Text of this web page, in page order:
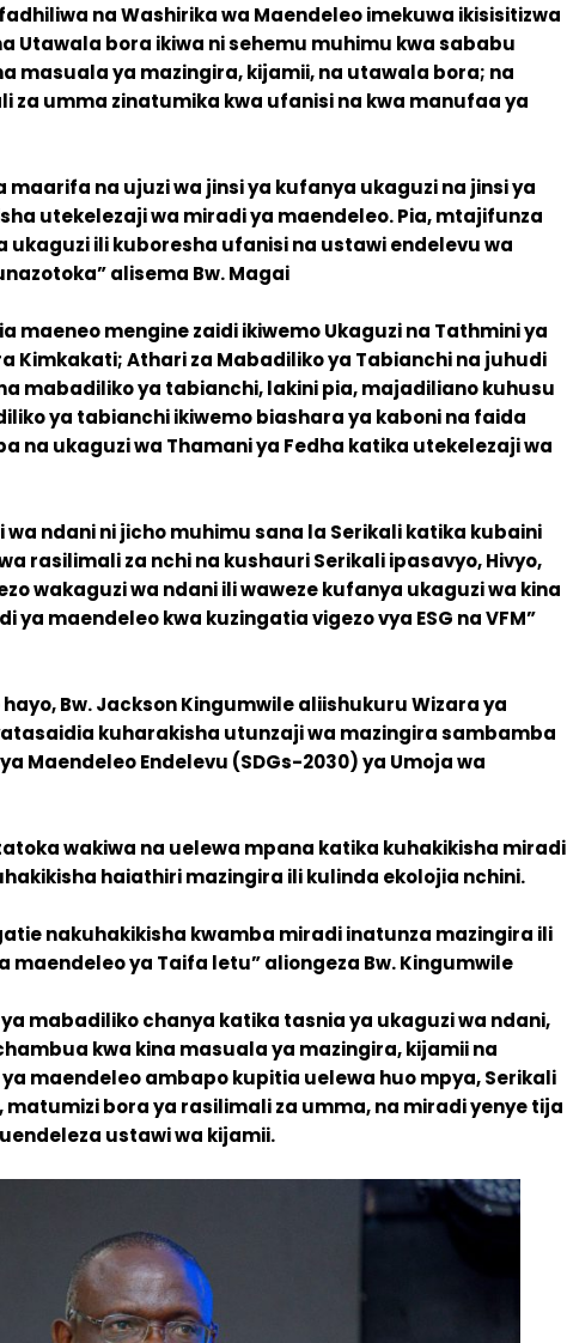
na Washirika wa Maendeleo imekuwa ikisisitizwa
Utawala bora ikiwa ni sehemu muhimu kwa sababu
masuala ya mazingira, kijamii, na utawala bora; na
umma zinatumika kwa ufanisi na kwa manufaa ya
na ujuzi wa jinsi ya kufanya ukaguzi na jinsi ya
utekelezaji wa miradi ya maendeleo. Pia, mtajifunza
ukaguzi ili kuboresha ufanisi na ustawi endelevu wa
alisema Bw. Magai
maeneo mengine zaidi ikiwemo Ukaguzi na Tathmini ya
Kimkakati; Athari za Mabadiliko ya Tabianchi na juhudi
mabadiliko ya tabianchi, lakini pia, majadiliano kuhusu
ya tabianchi ikiwemo biashara ya kaboni na faida
na ukaguzi wa Thamani ya Fedha katika utekelezaji wa
ndani ni jicho muhimu sana la Serikali katika kubaini
rasilimali za nchi na kushauri Serikali ipasavyo, Hivyo,
wakaguzi wa ndani ili waweze kufanya ukaguzi wa kina
maendeleo kwa kuzingatia vigezo vya ESG na VFM”
Bw. Jackson Kingumwile aliishukuru Wizara ya
kuharakisha utunzaji wa mazingira sambamba
Maendeleo Endelevu (SDGs-2030) ya Umoja wa
wakiwa na uelewa mpana katika kuhakikisha miradi
haiathiri mazingira ili kulinda ekolojia nchini.
nakuhakikisha kwamba miradi inatunza mazingira ili
maendeleo ya Taifa letu” aliongeza Bw. Kingumwile
mabadiliko chanya katika tasnia ya ukaguzi wa ndani,
kwa kina masuala ya mazingira, kijamii na
maendeleo ambapo kupitia uelewa huo mpya, Serikali
bora ya rasilimali za umma, na miradi yenye tija
ustawi wa kijamii.